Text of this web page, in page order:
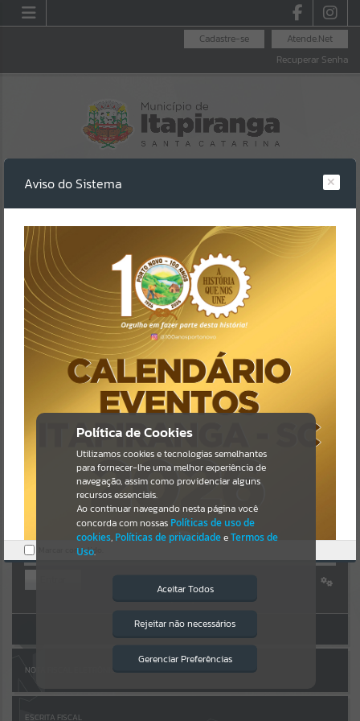
Atende.Net
Cadastre-se
Recuperar Senha
LEI ALDIR BLANC LICITAÇÕES
Resultados para""
Portais
Por favor, aguarde...
NOTÍCIAS
Por favor, aguarde...
Por favor, aguarde...
AUTOATENDIMENTO
ACESSAR SEM LOGIN
NOTA FISCAL ELETRÔNICA
ESCRITA FISCAL
Política de Cookies
Utilizamos cookies e tecnologias semelhantes
para fornecer-lhe uma melhor experiência de
navegação, assim como providenciar alguns
recursos essenciais.
Ao continuar navegando nesta página você
concorda com nossas Políticas de uso de
cookies, Políticas de privacidadeeTermos de
Uso.
Aceitar Todos
Rejeitar não necessários
Gerenciar Preferências
Isto significa que diversos recursos
providenciados poderão não estar
Aviso do Sistema
Marcar como lido.
Erro
SISTEMA
Gerenciamento do Sistema
CÓDIGO DA MENSAGEM:
Ocorreu um erro de script:
Uncaught SyntaxError: Unexpected token '('
https://itapiranga.atende.net/https:/itapiranga.atende.net/cidadao/pa
gina/associacao-itapiranguense-de-natacao-
ain/autoatendimento/servicos/static/bundle/wpo_index_2_base_l2
_portal_editores_sync_5ee6ab314da47b307aa5942c38344a63.js?
v=1add8259:47
Verificar Mais Detalhes
OK